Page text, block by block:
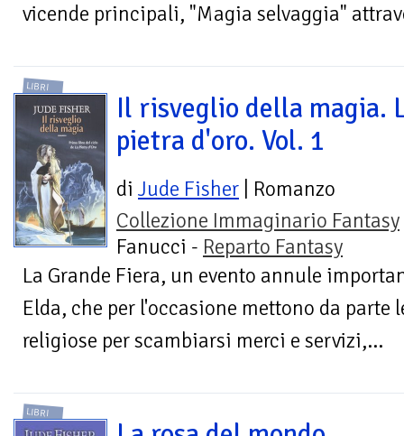
vicende principali, "Magia selvaggia"
LIBRI
Il risveglio della magia.
pietra d'oro. Vol. 1
di Jude Fisher | Romanzo
Collezione Immaginario Fantasy
Fanucci - Reparto Fantasy
La Grande Fiera, un evento annule
Elda, che per l'occasione mettono da
religiose per scambiarsi merci e servizi,...
LIBRI